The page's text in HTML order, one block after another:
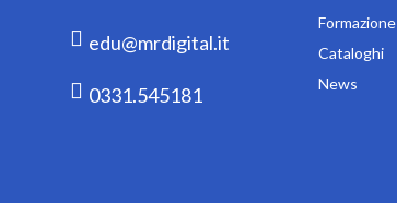
edu@mrdigital.it
0331.545181
Formazione
Cataloghi
News